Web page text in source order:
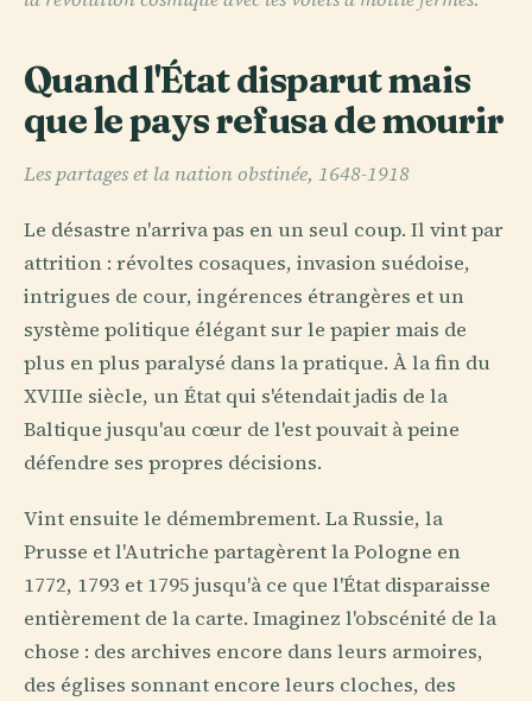
Quand l'État disparut mais
que le pays refusa de mourir
Les partages et la nation obstinée, 1648-1918
Le désastre n'arriva pas en un seul coup. Il vint par
attrition : révoltes cosaques, invasion suédoise,
intrigues de cour, ingérences étrangères et un
système politique élégant sur le papier mais de
plus en plus paralysé dans la pratique. À la fin du
XVIIIe siècle, un État qui s'étendait jadis de la
Baltique jusqu'au cœur de l'est pouvait à peine
défendre ses propres décisions.
Vint ensuite le démembrement. La Russie, la
Prusse et l'Autriche partagèrent la Pologne en
1772, 1793 et 1795 jusqu'à ce que l'État disparaisse
entièrement de la carte. Imaginez l'obscénité de la
chose : des archives encore dans leurs armoires,
des églises sonnant encore leurs cloches, des